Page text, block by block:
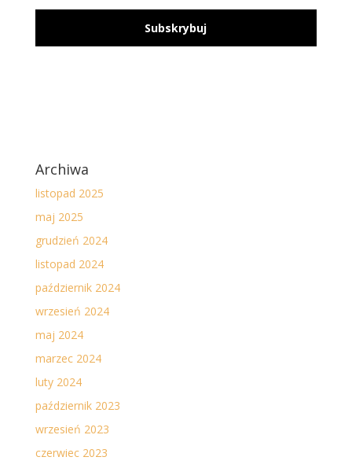
Subskrybuj
Archiwa
listopad 2025
maj 2025
grudzień 2024
listopad 2024
październik 2024
wrzesień 2024
maj 2024
marzec 2024
luty 2024
październik 2023
wrzesień 2023
czerwiec 2023